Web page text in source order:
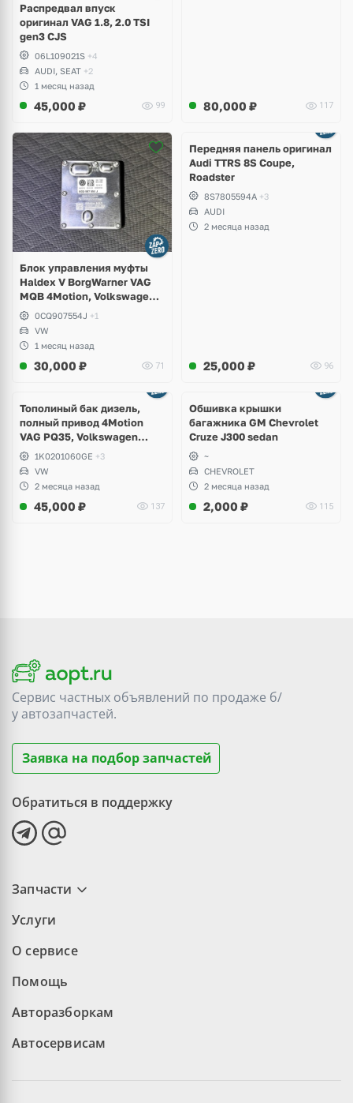
Распредвал впуск
оригинал VAG 1.8, 2.0 TSI
gen3 CJS
06L109021S +4
AUDI, SEAT +2
1 месяц назад
45,000 ₽ 99 80,000 ₽ 117
Блок управления муфты
Haldex V BorgWarner VAG
MQB 4Motion, Volkswagen
Tiguan
0CQ907554J +1
VW
1 месяц назад
30,000 ₽ 71
2 фото
Передняя панель оригинал
Audi TTRS 8S Coupe,
Roadster
8S7805594A +3
AUDI
2 месяца назад
25,000 ₽ 96
Тополиный бак дизель,
полный привод 4Motion
VAG PQ35, Volkswagen
Scirocco, Golf V, VI, Skoda
Yeti, Octavia A5, Superb,
Audi A3, Seat Altea
1K0201060GE +3
VW
2 месяца назад
45,000 ₽ 137
Обшивка крышки
багажника GM Chevrolet
Cruze J300 sedan
~
CHEVROLET
2 месяца назад
2,000 ₽ 115
Сервис частных объявлений по продаже б/
уавтозапчастей.
Заявка на подбор запчастей
Обратиться в поддержку
Запчасти
Услуги
О сервисе
Помощь
Авторазборкам
Автосервисам